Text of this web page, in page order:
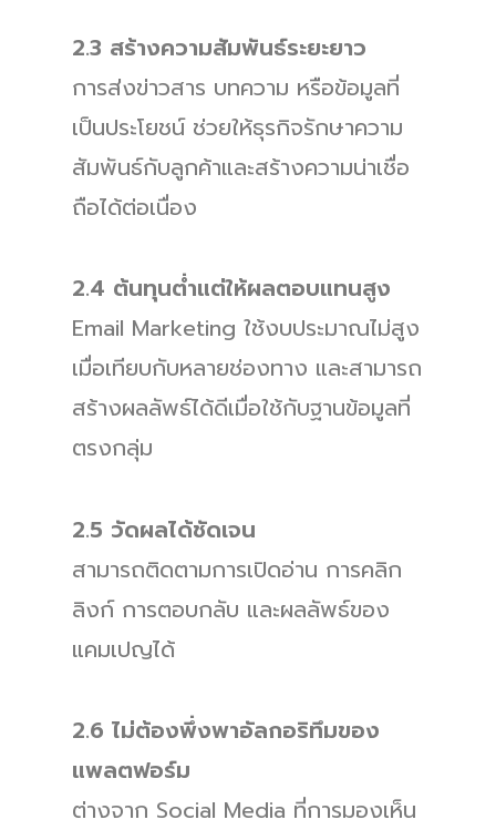
2.3 สร้างความสัมพันธ์ระยะยาว
การส่งข่าวสาร บทความ หรือข้อมูลที่
เป็นประโยชน์ ช่วยให้ธุรกิจรักษาความ
สัมพันธ์กับลูกค้าและสร้างความน่าเชื่อ
ถือได้ต่อเนื่อง
2.4 ต้นทุนต่ำแต่ให้ผลตอบแทนสูง
Email Marketing ใช้งบประมาณไม่สูง
เมื่อเทียบกับหลายช่องทาง และสามารถ
สร้างผลลัพธ์ได้ดีเมื่อใช้กับฐานข้อมูลที่
ตรงกลุ่ม
2.5 วัดผลได้ชัดเจน
สามารถติดตามการเปิดอ่าน การคลิก
ลิงก์ การตอบกลับ และผลลัพธ์ของ
แคมเปญได้
2.6 ไม่ต้องพึ่งพาอัลกอริทึมของ
แพลตฟอร์ม
ต่างจาก Social Media ที่การมองเห็น